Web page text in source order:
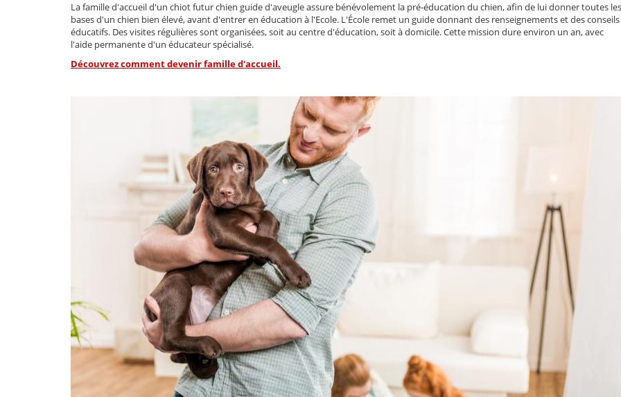
La famille d'accueil d'un chiot futur chien guide d'aveugle assure bénévolement la pré-éducation du chien, afin de lui donner toutes les
bases d'un chien bien élevé, avant d'entrer en éducation à l'Ecole. L'École remet un guide donnant des renseignements et des conseils
éducatifs. Des visites régulières sont organisées, soit au centre d'éducation, soit à domicile. Cette mission dure environ un an, avec
l'aide permanente d'un éducateur spécialisé.
Découvrez comment devenir famille d'accueil.